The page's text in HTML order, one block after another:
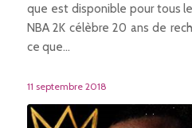
que est disponible pour tous
NBA 2K célèbre 20 ans de
ce que…
11 septembre 2018